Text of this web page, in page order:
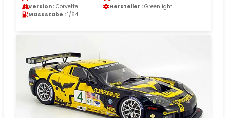
Version : Corvette Hersteller : Greenlight
Massstabe : 1/64